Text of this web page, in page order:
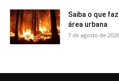
Saiba o que
área urbana
7 de agosto de 2026